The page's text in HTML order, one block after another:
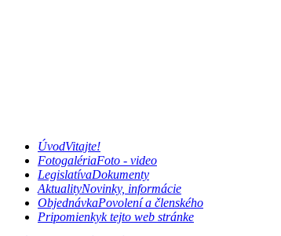
ÚvodVitajte!
FotogalériaFoto - video
LegislatívaDokumenty
AktualityNovinky, informácie
ObjednávkaPovolení a členského
Pripomienkyk tejto web stránke